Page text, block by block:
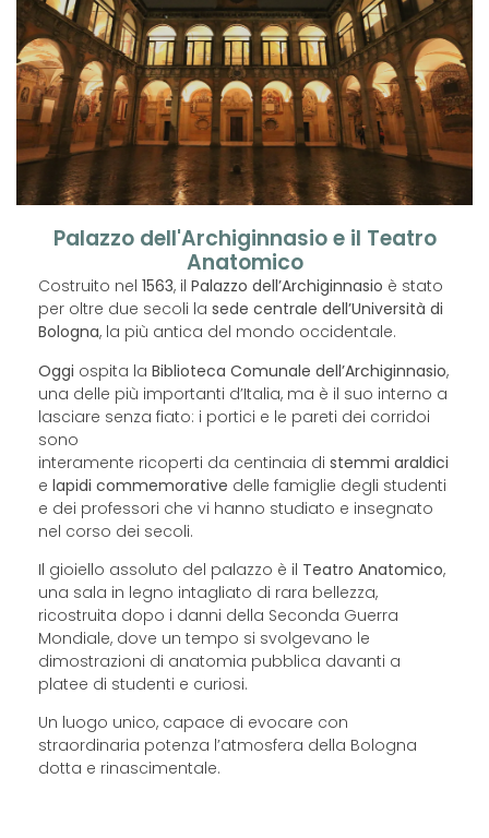
Palazzo dell'Archiginnasio e il Teatro
Anatomico
Costruito nel 1563, il Palazzo dell’Archiginnasio è stato
per oltre due secoli la sede centrale dell’Università di
Bologna, la più antica del mondo occidentale.
Oggi ospita la Biblioteca Comunale dell’Archiginnasio,
una delle più importanti d’Italia, ma è il suo interno a
lasciare senza fiato: i portici e le pareti dei corridoi
sono
interamente ricoperti da centinaia di stemmi araldici
e lapidi commemorative delle famiglie degli studenti
e dei professori che vi hanno studiato e insegnato
nel corso dei secoli.
Il gioiello assoluto del palazzo è il Teatro Anatomico,
una sala in legno intagliato di rara bellezza,
ricostruita dopo i danni della Seconda Guerra
Mondiale, dove un tempo si svolgevano le
dimostrazioni di anatomia pubblica davanti a
platee di studenti e curiosi.
Un luogo unico, capace di evocare con
straordinaria potenza l’atmosfera della Bologna
dotta e rinascimentale.